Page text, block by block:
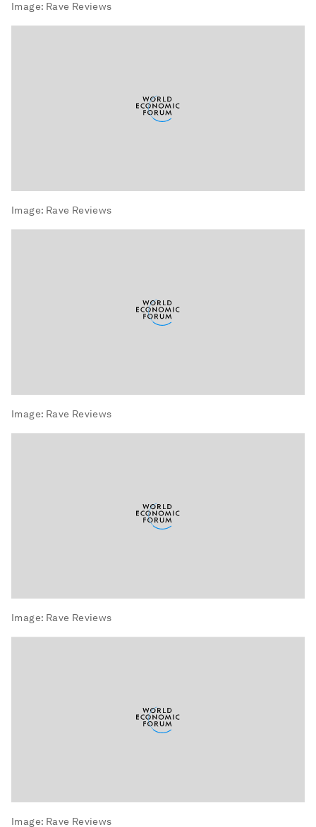
Image: Rave Reviews
Image: Rave Reviews
Image: Rave Reviews
Image: Rave Reviews
Image: Rave Reviews